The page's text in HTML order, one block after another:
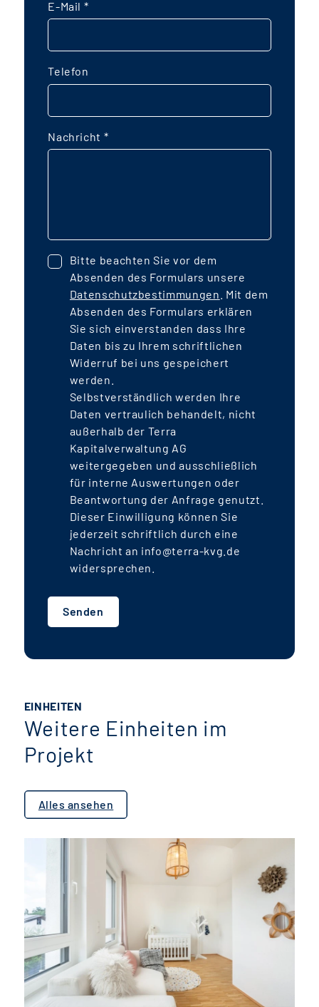
E-Mail *
Telefon
Nachricht *
Bitte beachten Sie vor dem
Absenden des Formulars unsere
Datenschutzbestimmungen . Mit dem
Absenden des Formulars erklären
Sie sich einverstanden dass Ihre
Daten bis zu Ihrem schriftlichen
Widerruf bei uns gespeichert
werden.
Selbstverständlich werden Ihre
Daten vertraulich behandelt, nicht
außerhalb der Terra
Kapitalverwaltung AG
weitergegeben und ausschließlich
für interne Auswertungen oder
Beantwortung der Anfrage genutzt.
Dieser Einwilligung können Sie
jederzeit schriftlich durch eine
Nachricht an info@terra-kvg.de
widersprechen.
Senden
EINHEITEN
Weitere Einheiten im
Projekt
Alles ansehen